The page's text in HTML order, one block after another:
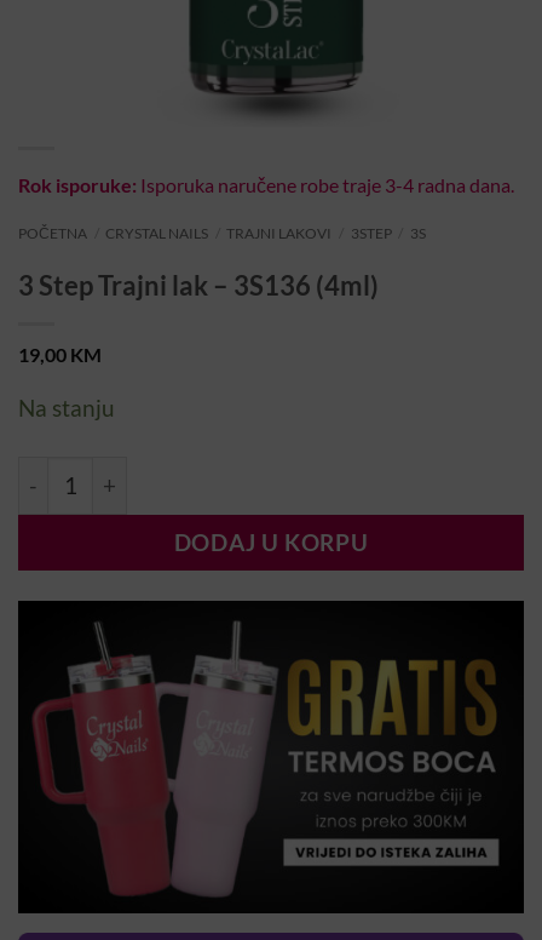
Rok isporuke: Isporuka naručene robe traje 3-4 radna dana.
POČETNA CRYSTAL NAILS TRAJNI LAKOVI 3STEP 3S
3 Step Trajni lak – 3S136 (4ml)
19,00 KM
Na stanju
3 Step Trajni lak – 3S136 (4ml) količina
DODAJ U KORPU